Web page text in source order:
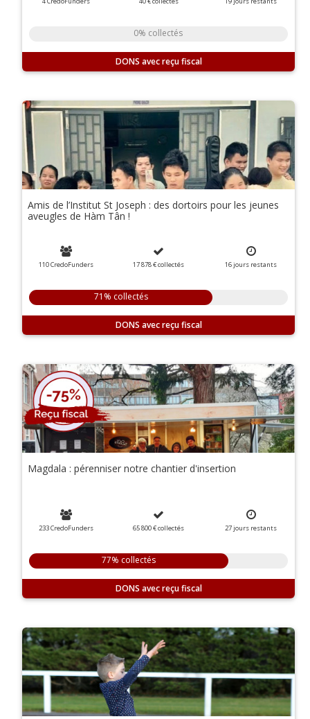
0% collectés
DONS
Amis de l’Institut St Joseph : des dortoirs pour les jeunes
aveugles de Hàm Tân !
110 CredoFunders 17 878 €collectés 16jours restants
71% collectés
DONS
Magdala : pérenniser notre chantier d'insertion
233 CredoFunders 65 800 €collectés 27jours restants
77% collectés
DONS